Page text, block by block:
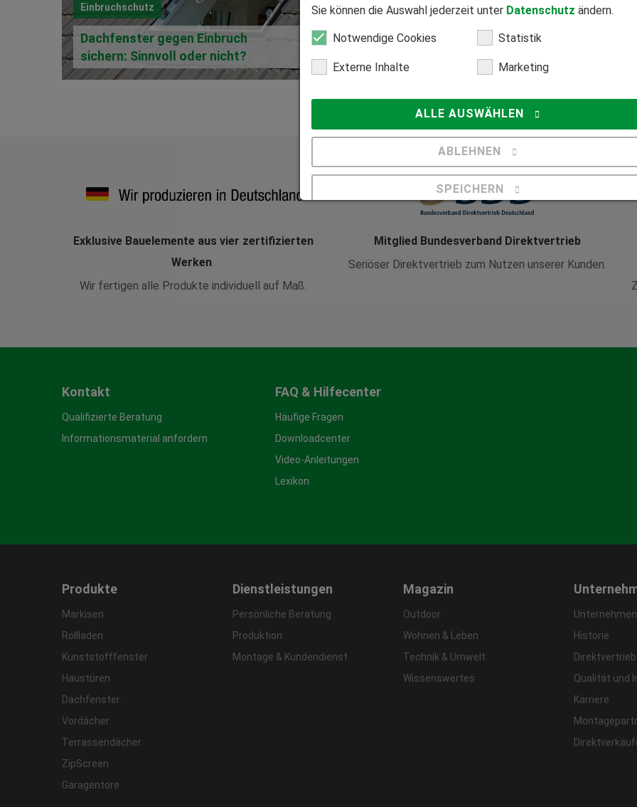
Einbruchschutz
Dachfenster gegen Einbruch
sichern: Sinnvoll oder nicht?
Sanieren & Renovieren
Alte Fenster renovieren oder
Exklusive Bauelemente aus vier zertifizierten
Werken
Wir fertigen alle Produkte individuell auf Maß.
Mitglied Bundesverband Direktvertrieb
Seriöser Direktvertrieb zum Nutzen unserer Kunden.
Kontakt
Qualifizierte Beratung
Informationsmaterial anfordern
FAQ & Hilfecenter
Häufige Fragen
Downloadcenter
Video-Anleitungen
Lexikon
Produkte
Markisen
Rollladen
Kunststofffenster
Haustüren
Dachfenster
Vordächer
Terrassendächer
ZipScreen
Garagentore
Dienstleistungen
Persönliche Beratung
Produktion
Montage & Kundendienst
Magazin
Outdoor
Wohnen & Leben
Technik & Umwelt
Wissenswertes
Historie
Direktvertrieb
Qualität und
Karriere
Sie können die Auswahl jederzeit unter Datenschutz ändern.
Notwendige Cookies Statistik
Externe Inhalte Marketing
ALLE AUSWÄHLEN
ABLEHNEN
SPEICHERN
Impressum|Datenschutz